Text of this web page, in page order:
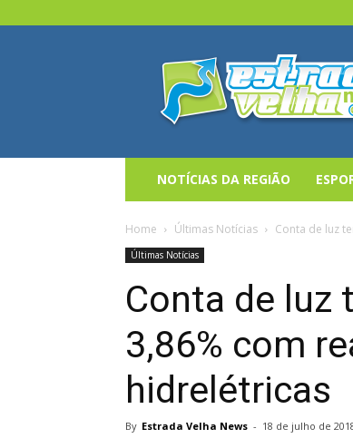
Estrada
Velha
News
NOTÍCIAS DA REGIÃO
Home Últimas Notícias Conta de luz
Últimas Notícias
Conta de luz
3,86% com
hidrelétricas
By Estrada Velha News - 18 de julho de